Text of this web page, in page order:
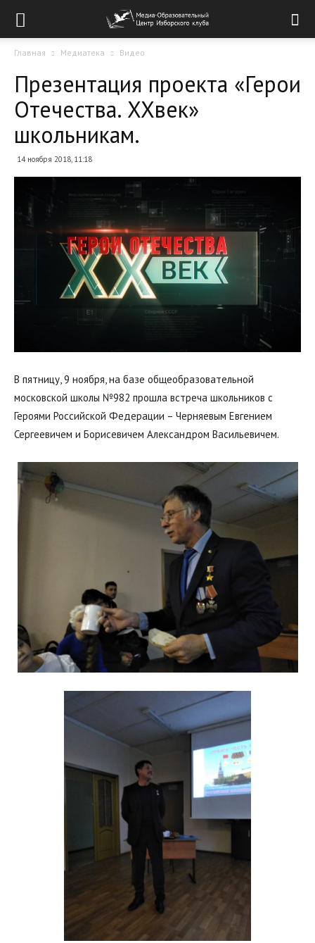
Главная Медиатека Видео
Презентация проекта «Герои
Отечества. XXвек»
школьникам.
14 ноября 2018, 11:18
В пятницу, 9 ноября, на базе общеобразовательной
московской школы №982 прошла встреча школьников с
Героями Российской Федерации – Черняевым Евгением
Сергеевичем и Борисевичем Александром Васильевичем.